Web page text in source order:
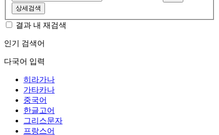
상세검색
결과 내 재검색
인기 검색어
다국어 입력
히라가나
가타카나
중국어
한글고어
그리스문자
프랑스어